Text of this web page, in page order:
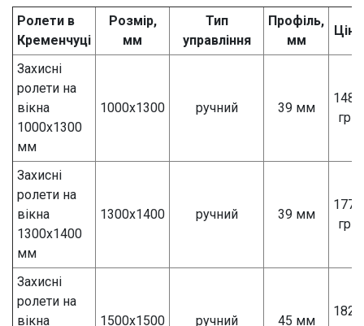
Ролети в
Кременчуці
Розмір,
мм
Тип
управління
Профіль,
мм
Ціна
Захисні
ролети на
вікна
1000х1300
мм
1000х1300 ручний 39 мм
1485
грн
Захисні
ролети на
вікна
1300х1400
мм
1300x1400 ручний 39 мм
1770
грн
Захисні
ролети на
вікна
1500х1500 ручний 45 мм
1820